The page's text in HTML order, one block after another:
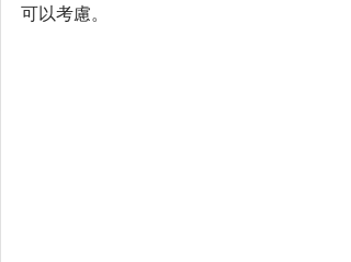
可以考慮。